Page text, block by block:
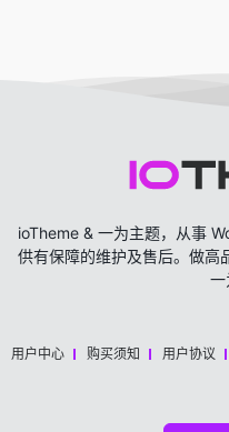
ioTheme & 一为主题，从事
供有保障的维护及售后。做高
一
用户中心 购买须知 用户协议